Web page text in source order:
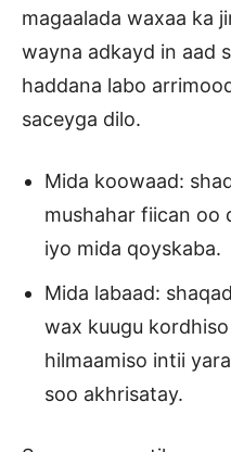
magaalada waxaa ka
wayna adkayd in aad
haddana labo
saceyga dilo.
Mida koowaad:
mushahar fiican oo
iyo mida qoyskaba.
Mida labaad:
wax kuugu
hilmaamiso intii
soo akhrisatay.